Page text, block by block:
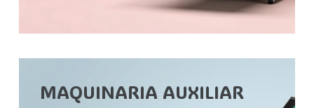
MAQUINARIA AUXILIAR